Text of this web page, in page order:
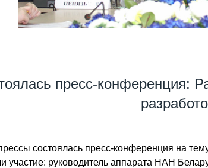
пресс-конференция:
состоялась пресс-конференция на
участие: руководитель аппарата НАН